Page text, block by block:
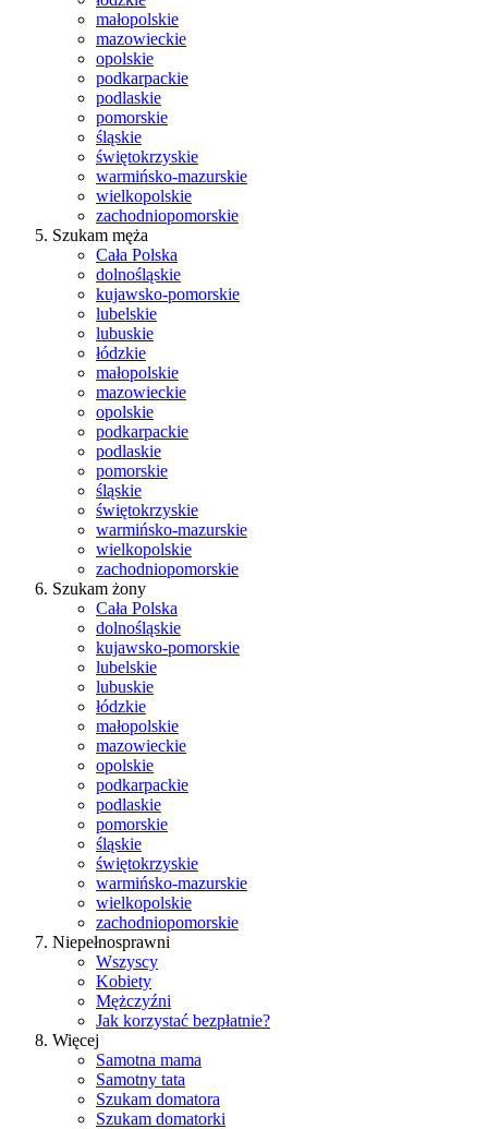
małopolskie
mazowieckie
opolskie
podkarpackie
podlaskie
pomorskie
śląskie
świętokrzyskie
warmińsko-mazurskie
wielkopolskie
zachodniopomorskie
Szukam męża
Cała Polska
dolnośląskie
kujawsko-pomorskie
lubelskie
lubuskie
łódzkie
małopolskie
mazowieckie
opolskie
podkarpackie
podlaskie
pomorskie
śląskie
świętokrzyskie
warmińsko-mazurskie
wielkopolskie
zachodniopomorskie
Szukam żony
Cała Polska
dolnośląskie
kujawsko-pomorskie
lubelskie
lubuskie
łódzkie
małopolskie
mazowieckie
opolskie
podkarpackie
podlaskie
pomorskie
śląskie
świętokrzyskie
warmińsko-mazurskie
wielkopolskie
zachodniopomorskie
Niepełnosprawni
Wszyscy
Kobiety
Mężczyźni
Jak korzystać bezpłatnie?
Więcej
Samotna mama
Samotny tata
Szukam domatora
Szukam domatorki